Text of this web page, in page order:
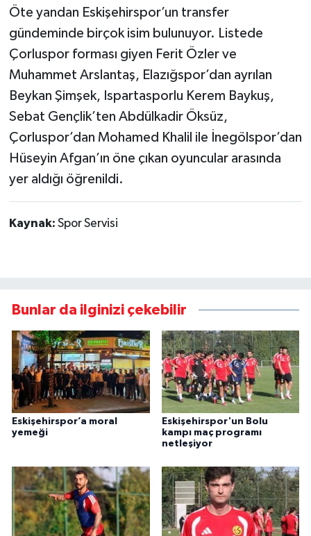
Öte yandan Eskişehirspor’un transfer
gündeminde birçok isim bulunuyor. Listede
Çorluspor forması giyen Ferit Özler ve
Muhammet Arslantaş, Elazığspor’dan ayrılan
Beykan Şimşek, Ispartasporlu Kerem Baykuş,
Sebat Gençlik’ten Abdülkadir Öksüz,
Çorluspor’dan Mohamed Khalil ile İnegölspor’dan
Hüseyin Afgan’ın öne çıkan oyuncular arasında
yer aldığı öğrenildi.
Kaynak: Spor Servisi
Bunlar da ilginizi çekebilir
Eskişehirspor’a moral
yemeği
Eskişehirspor'un Bolu
kampı maç programı
netleşiyor